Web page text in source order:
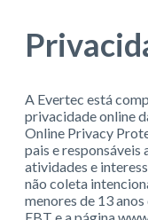
A Evertec está
privacidade online
Online Privacy
pais e responsáveis
atividades e
não coleta
menores de 13
EBT e a página